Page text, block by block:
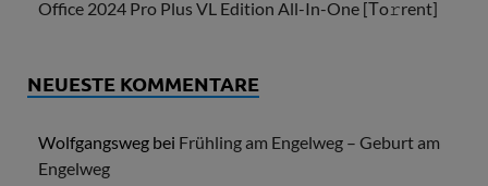
Office 2024 Pro Plus VL Edition All-In-One [Тo𝚛rent]
NEUESTE KOMMENTARE
Wolfgangsweg bei Frühling am Engelweg – Geburt am
Engelweg